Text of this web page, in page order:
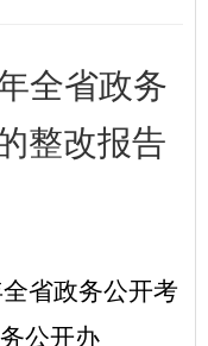
全省政务
整改报告
省政务公开考
公开办